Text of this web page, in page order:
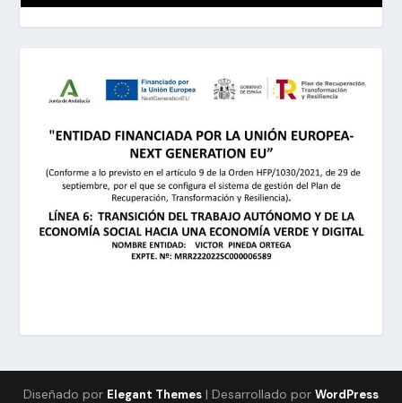
Diseñado por Elegant Themes | Desarrollado por WordPress